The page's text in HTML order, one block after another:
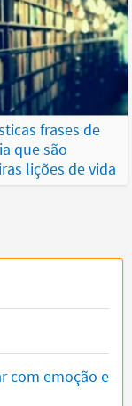
frases de
que são
lições de vida
com emoção e